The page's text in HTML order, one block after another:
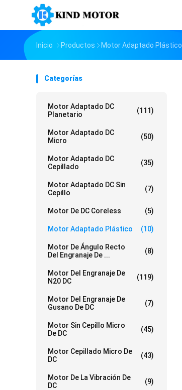
Inicio Productos Motor Adaptado Plástico
Categorías
Motor Adaptado DC
Planetario
(111)
Motor Adaptado DC
Micro
(50)
Motor Adaptado DC
Cepillado
(35)
Motor Adaptado DC Sin
Cepillo
(7)
Motor De DC Coreless (5)
Motor Adaptado Plástico (10)
Motor De Ángulo Recto
Del Engranaje De ...
(8)
Motor Del Engranaje De
N20 DC
(119)
Motor Del Engranaje De
Gusano De DC
(7)
Motor Sin Cepillo Micro
De DC
(45)
Motor Cepillado Micro De
DC
(43)
Motor De La Vibración De
DC
(9)